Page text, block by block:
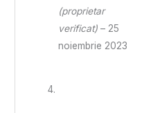
(proprietar
verificat) – 25
noiembrie 2023